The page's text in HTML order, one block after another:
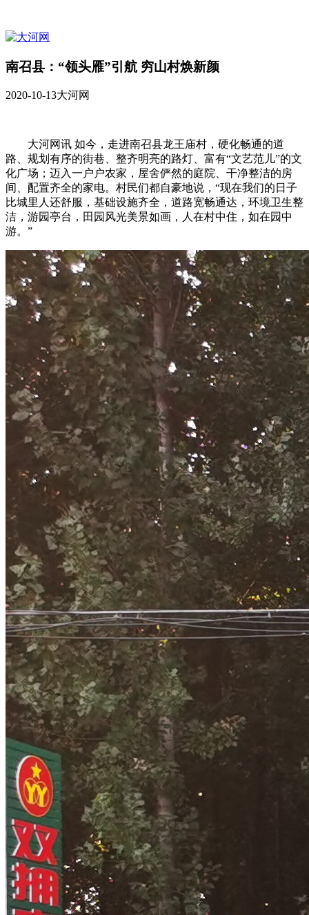
南召县：“领头雁”引航 穷山村焕新颜
2020-10-13大河网
大河网讯 如今，走进南召县龙王庙村，硬化畅通的道
路、规划有序的街巷、整齐明亮的路灯、富有“文艺范儿”的文
化广场；迈入一户户农家，屋舍俨然的庭院、干净整洁的房
间、配置齐全的家电。村民们都自豪地说，“现在我们的日子
比城里人还舒服，基础设施齐全，道路宽畅通达，环境卫生整
洁，游园亭台，田园风光美景如画，人在村中住，如在园中
游。”